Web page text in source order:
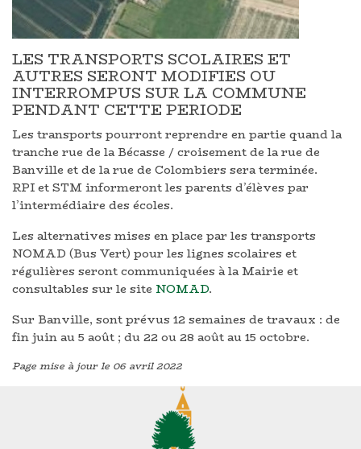
LES TRANSPORTS SCOLAIRES ET
AUTRES SERONT MODIFIES OU
INTERROMPUS SUR LA COMMUNE
PENDANT CETTE PERIODE
Les transports pourront reprendre en partie quand la
tranche rue de la Bécasse / croisement de la rue de
Banville et de la rue de Colombiers sera terminée.
RPI et STM informeront les parents d’élèves par
l’intermédiaire des écoles.
Les alternatives mises en place par les transports
NOMAD (Bus Vert) pour les lignes scolaires et
régulières seront communiquées à la Mairie et
consultables sur le site NOMAD.
Sur Banville, sont prévus 12 semaines de travaux : de
fin juin au 5 août ; du 22 ou 28 août au 15 octobre.
Page mise à jour le 06 avril 2022